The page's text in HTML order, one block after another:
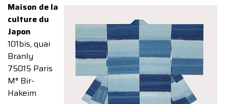
Maison de la
culture du
Japon
101bis, quai
Branly
75015 Paris
M° Bir-
Hakeim